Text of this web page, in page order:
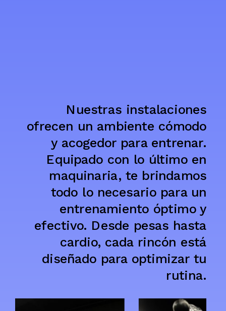
Nuestras instalaciones
ofrecen un ambiente cómodo
y acogedor para entrenar.
Equipado con lo último en
maquinaria, te brindamos
todo lo necesario para un
entrenamiento óptimo y
efectivo. Desde pesas hasta
cardio, cada rincón está
diseñado para optimizar tu
rutina.